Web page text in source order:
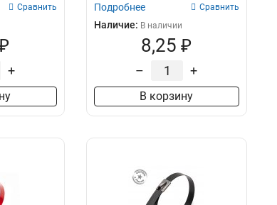
Сравнить
+
Подробнее Сравнить
Наличие: В наличии
8,25 ₽
– +
В корзину